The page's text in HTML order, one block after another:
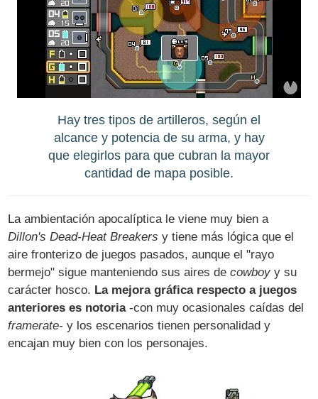
Hay tres tipos de artilleros, según el
alcance y potencia de su arma, y hay
que elegirlos para que cubran la mayor
cantidad de mapa posible.
La ambientación apocalíptica le viene muy bien a
Dillon's Dead-Heat Breakers y tiene más lógica que el
aire fronterizo de juegos pasados, aunque el "rayo
bermejo" sigue manteniendo sus aires decowboy y su
carácter hosco. La mejora gráfica respecto a juegos
anteriores es notoria-con muy ocasionales caídas del
framerate- y los escenarios tienen personalidad y
encajan muy bien con los personajes.